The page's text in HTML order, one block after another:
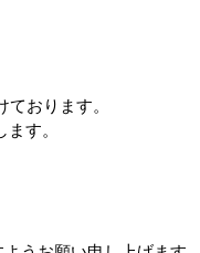
おります。
す。